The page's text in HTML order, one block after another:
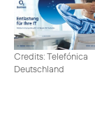
Credits: Telefónica
Deutschland